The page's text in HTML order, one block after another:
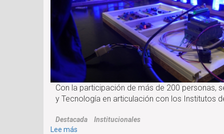
Con la participación de más de 200 personas,
y Tecnología en articulación con los Institutos
Destacada
Institucionales
Lee más